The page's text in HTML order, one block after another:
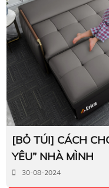
[BỎ TÚI] CÁCH
YÊU” NHÀ MÌNH
30-08-2024